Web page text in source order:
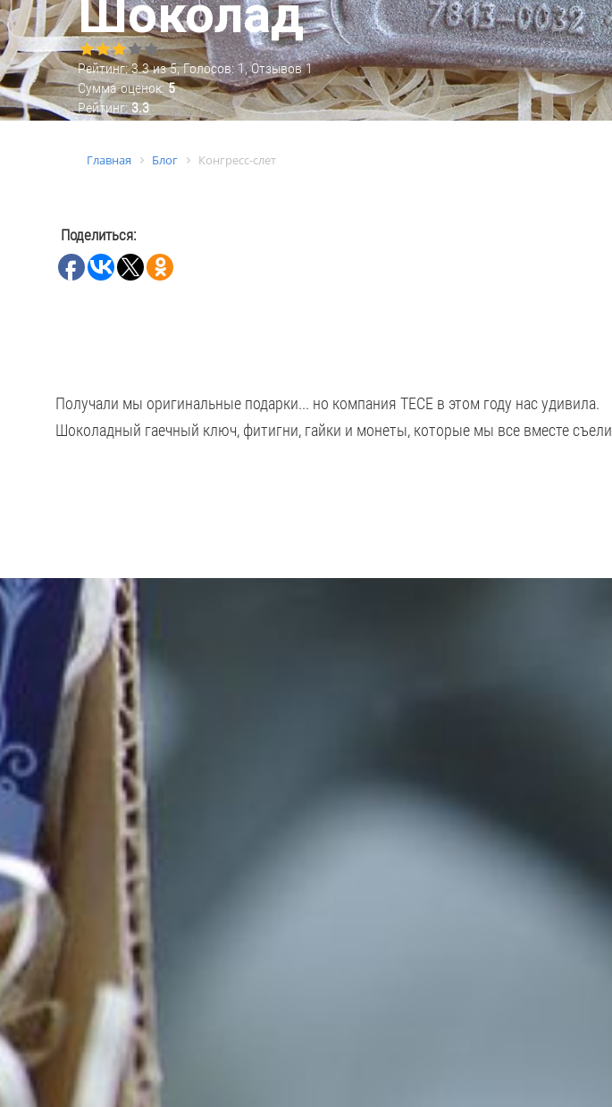
Шоколад
Рейтинг:3.3из5, Голосов:1, Отзывов1
Сумма оценок:5
Рейтинг:3.3
Главная Блог Конгресс-слет
Поделиться:
Получали мы оригинальные подарки... но компания TECE в этом году нас удивила.
Шоколадный гаечный ключ, фитигни, гайки и монеты, которые мы все вместе съели